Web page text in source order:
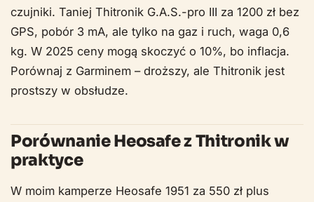
czujniki. Taniej Thitronik G.A.S.-pro III za 1200 zł bez
GPS, pobór 3 mA, ale tylko na gaz i ruch, waga 0,6
kg. W 2025 ceny mogą skoczyć o 10%, bo inflacja.
Porównaj z Garminem – droższy, ale Thitronik jest
prostszy w obsłudze.
Porównanie Heosafe z Thitronik w
praktyce
W moim kamperze Heosafe 1951 za 550 zł plus